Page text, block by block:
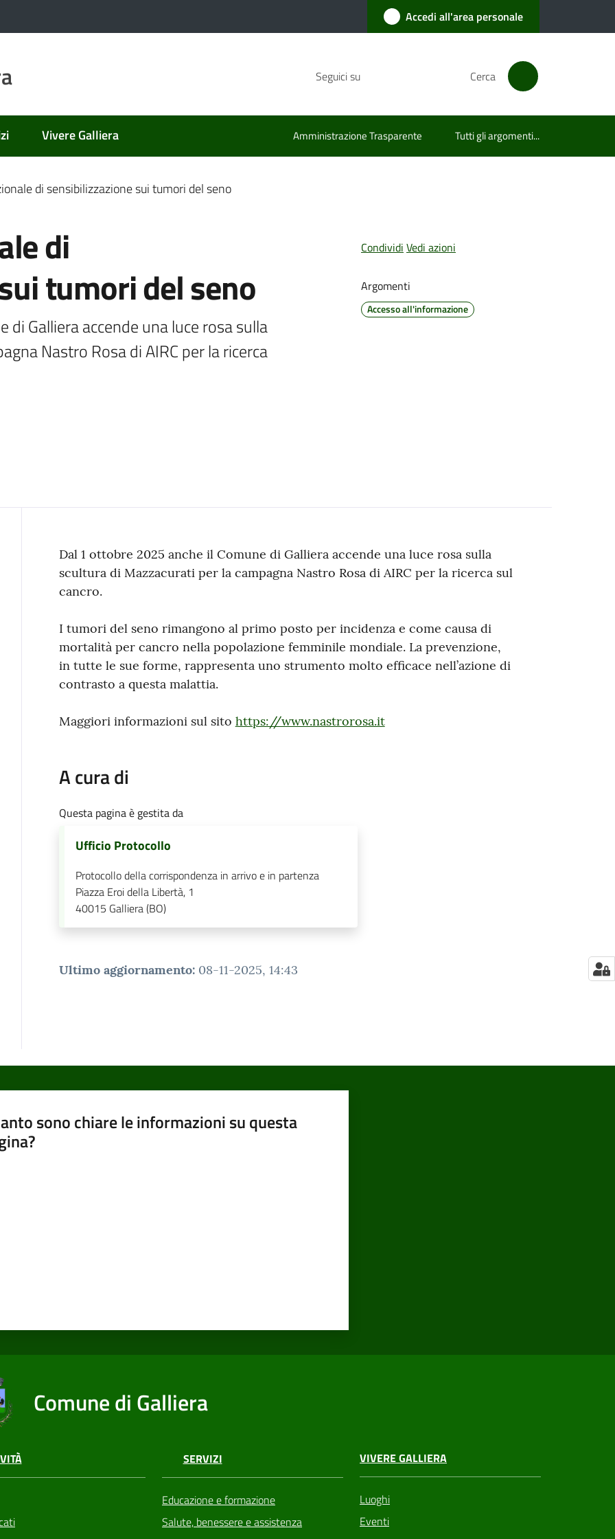
Accedi all'area personale
Seguici su Cerca
Vivere Galliera Amministrazione Trasparente Tutti gli argomenti...
di sensibilizzazione sui tumori del seno
di
tumori del seno
Galliera accende una luce rosa sulla
Nastro Rosa di AIRC per la ricerca
Condividi Vedi azioni
Argomenti
Accesso all'informazione
Contenuto
Dal 1 ottobre 2025 anche il Comune di Galliera accende una luce rosa sulla
scultura di Mazzacurati per la campagna Nastro Rosa di AIRC per la ricerca sul
cancro.
I tumori del seno rimangono al primo posto per incidenza e come causa di
mortalità per cancro nella popolazione femminile mondiale. La prevenzione,
in tutte le sue forme, rappresenta uno strumento molto efficace nell’azione di
contrasto a questa malattia.
Maggiori informazioni sul sito https://www.nastrorosa.it
A cura di
Questa pagina è gestita da
Ufficio Protocollo
Protocollo della corrispondenza in arrivo e in partenza
Piazza Eroi della Libertà, 1
40015 Galliera (BO)
Ultimo aggiornamento: 08-11-2025, 14:43
sono chiare le informazioni su questa
Comune di Galliera
SERVIZI
Educazione e formazione
Salute, benessere e assistenza
VIVERE GALLIERA
Luoghi
Eventi